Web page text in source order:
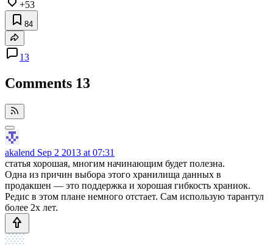
+53
84
13
Comments 13
akalend Sep 2 2013 at 07:31
статья хорошая, многим начинающим будет полезна.
Одна из причин выбора этого хранилища данных в
продакшен — это поддержка и хорошая гибкость храниок.
Редис в этом плане немного отстает. Сам использую тарантул
более 2х лет.